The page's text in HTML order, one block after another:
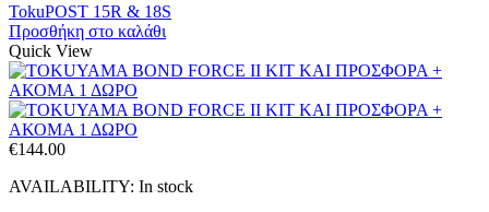
TokuPOST 15R & 18S
Προσθήκη στο καλάθι
Quick View
€144.00
AVAILABILITY: In stock